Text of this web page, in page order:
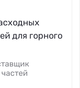
для горного